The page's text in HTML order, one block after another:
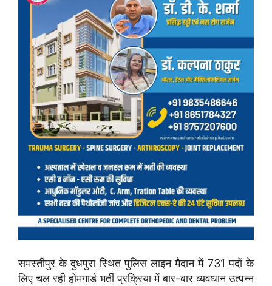
समस्तीपुरकेदुधपुरास्थितपुलिसलाइनमैदानमें 731पदोंके
लिएचलरहीहोमगार्डभर्तीप्रक्रियामेंबार-बारव्यवधानउत्पन्न